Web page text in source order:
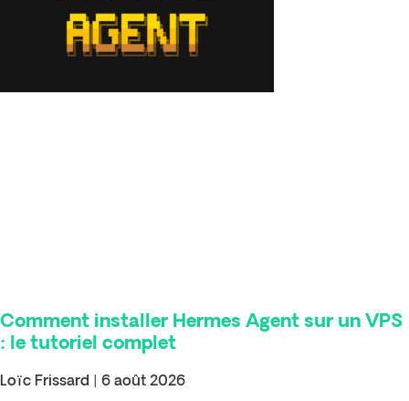
Comment installer Hermes Agent sur un VPS
: le tutoriel complet
Loïc Frissard 6 août 2026